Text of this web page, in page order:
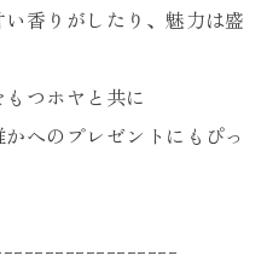
香りがしたり、魅力は盛
つホヤと共に
へのプレゼントにもぴっ
ｰｰｰｰｰｰｰｰｰｰｰｰｰｰｰｰ